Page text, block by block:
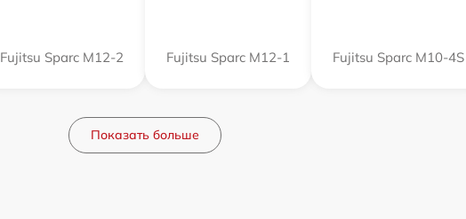
Fujitsu Sparc M12-2 Fujitsu Sparc M12-1 Fujitsu Sparc M10-4S
Показать больше